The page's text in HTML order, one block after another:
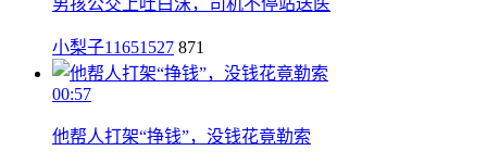
男孩公交上吐白沫，司机不停站送医
小梨子11651527 871
00:57
他帮人打架“挣钱”，没钱花竟勒索